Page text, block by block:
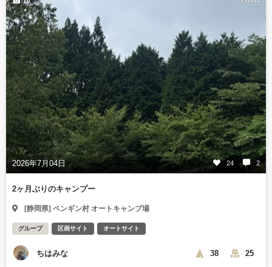
2026年7月04日 24 2
2ヶ月ぶりのキャンプー
[静岡県] ペンギン村 オートキャンプ場
グループ 区画サイト オートサイト
ちはみな 38 25